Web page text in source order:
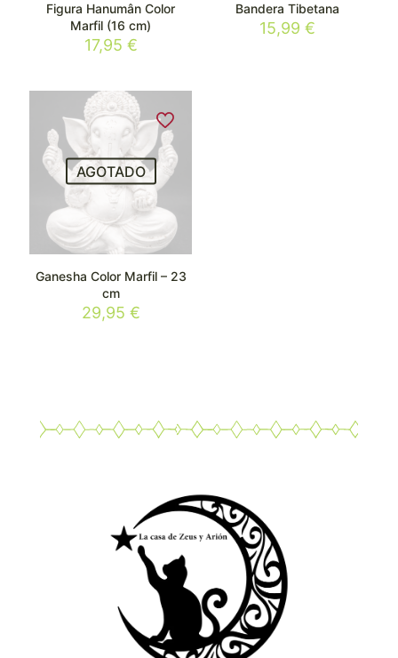
Figura Hanumân Color
Marfil (16 cm)
17,95 €
Bandera Tibetana
15,99 €
AGOTADO
Ganesha Color Marfil – 23
cm
29,95 €